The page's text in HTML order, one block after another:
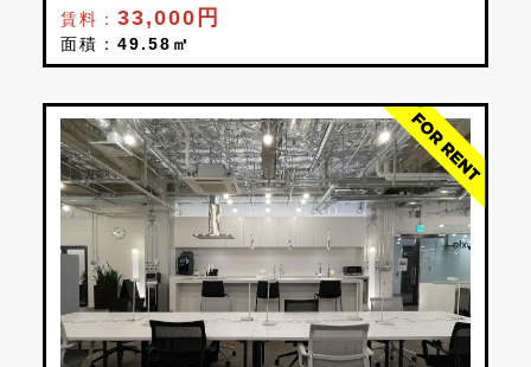
賃料： 33,000円
面積： 49.58㎡
東京Ｒ不動産の物件詳細情報ページへ
※ タイミング次第では募集が終了している場合があります。ご了承ください。
次回からはこのお知らせを表示しない。
キャンセル 物件情報を見る